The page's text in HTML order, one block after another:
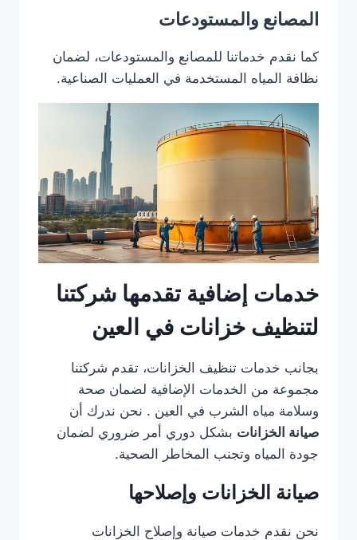
المصانع والمستودعات
كما نقدم خدماتنا للمصانع والمستودعات، لضمان
نظافة المياه المستخدمة في العمليات الصناعية.
خدمات إضافية تقدمها شركتنا
لتنظيف خزانات في العين
بجانب خدمات تنظيف الخزانات، تقدم شركتنا
مجموعة من الخدمات الإضافية لضمان صحة
وسلامة مياه الشرب في العين . نحن ندرك أن
صيانة الخزانات بشكل دوري أمر ضروري لضمان
جودة المياه وتجنب المخاطر الصحية.
صيانة الخزانات وإصلاحها
نحن نقدم خدمات صيانة وإصلاح الخزانات